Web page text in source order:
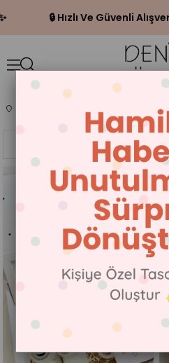
🔒 Hızlı Ve Güvenli
Sıralama
%5